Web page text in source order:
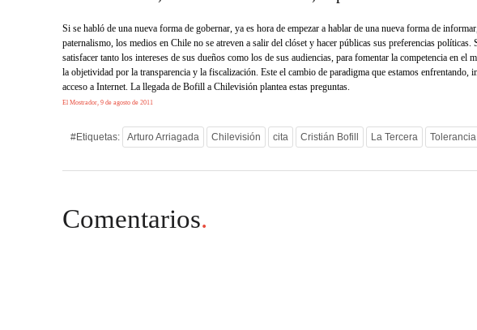
Si se habló de una nueva forma de gobernar, ya es hora de empezar a hablar de una nueva forma de
paternalismo, los medios en Chile no se atreven a salir del clóset y hacer públicas sus preferencias
satisfacer tanto los intereses de sus dueños como los de sus audiencias, para fomentar la competencia en el
la objetividad por la transparencia y la fiscalización. Este el cambio de paradigma que estamos
acceso a Internet. La llegada de Bofill a Chilevisión plantea estas preguntas.
El Mostrador, 9 de agosto de 2011
#Etiquetas: Arturo Arriagada Chilevisión cita Cristián Bofill La Tercera
Comentarios.